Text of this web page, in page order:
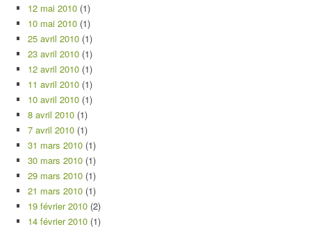
12 mai 2010 (1)
10 mai 2010 (1)
25 avril 2010 (1)
23 avril 2010 (1)
12 avril 2010 (1)
11 avril 2010 (1)
10 avril 2010 (1)
8 avril 2010 (1)
7 avril 2010 (1)
31 mars 2010 (1)
30 mars 2010 (1)
29 mars 2010 (1)
21 mars 2010 (1)
19 février 2010 (2)
14 février 2010 (1)